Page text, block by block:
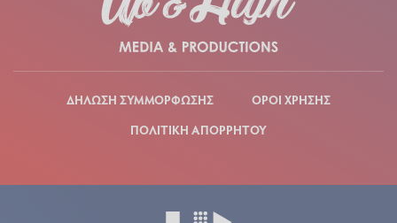
ΔΗΛΩΣΗ ΣΥΜΜΟΡΦΩΣΗΣ
ΟΡΟΙ ΧΡΗΣΗΣ
ΠΟΛΙΤΙΚΗ ΑΠΟΡΡΗΤΟΥ